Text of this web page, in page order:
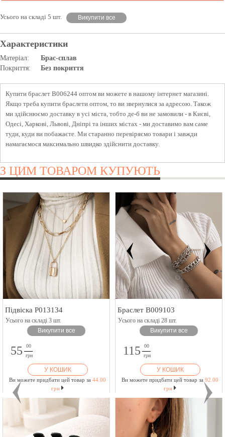
Усього на складі 5 шт. Викупити все
Характеристики
Матеріал:
Брас-сплав
Покриття:
Без покриття
Купити браслет B006244 оптом ви можете в нашому інтернет магазині.
Якщо треба купити браслети оптом, то ви звернулися за адресою. Також
ми здійснюємо доставку в усі міста, тобто де-б ви не замовили - в Києві,
Одесі, Харкові, Львові, Дніпрі та інших містах - ми доставимо вам саме
туди, куди ви побажаєте. Ми старанно перевіряємо товари і завжди
намагаємося максимально швидко здійснити доставку.
З ЦИМ ТОВАРОМ КУПУЮТЬ
Підвіска P013134
Усього на складі 3 шт.
Викупити все
55
00
грн
У КОШИК
Ви можете придбати цей товар за 44.00
грн
Браслет B009103
Усього на складі 28 шт.
Викупити все
115
00
грн
У КОШИК
Ви можете придбати цей товар за 92.00
грн